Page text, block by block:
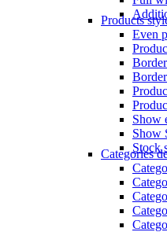
Products
Even
Show
Show
Stock
Categories